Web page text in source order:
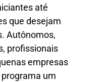
até
que desejam
Autônomos,
profissionais
empresas
um